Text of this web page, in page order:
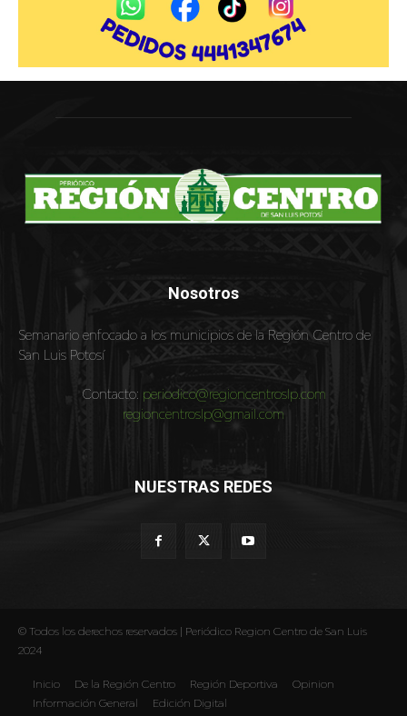
Nosotros
Semanario enfocado a los municipios de la Región Centro de
San Luis Potosí
Contacto: periodico@regioncentroslp.com
regioncentroslp@gmail.com
NUESTRAS REDES
© Todos los derechos reservados | Periódico Region Centro de San Luis
2024
Inicio De la Región Centro Región Deportiva
Opinion
Información General
Edición Digital